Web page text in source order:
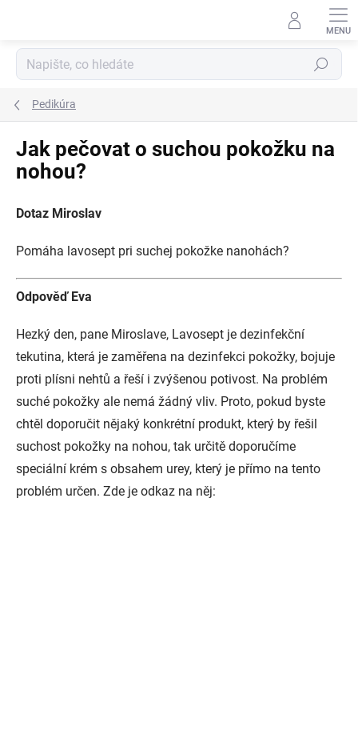
Hledat
Pedikúra
Jak pečovat o suchou pokožku na
nohou?
Dotaz Miroslav
Pomáha lavosept pri suchej pokožke nanohách?
Odpověď Eva
Hezký den, pane Miroslave, Lavosept je dezinfekční
tekutina, která je zaměřena na dezinfekci pokožky, bojuje
proti plísni nehtů a řeší i zvýšenou potivost. Na problém
suché pokožky ale nemá žádný vliv. Proto, pokud byste
chtěl doporučit nějaký konkrétní produkt, který by řešil
suchost pokožky na nohou, tak určitě doporučíme
speciální krém s obsahem urey, který je přímo na tento
problém určen. Zde je odkaz na něj: